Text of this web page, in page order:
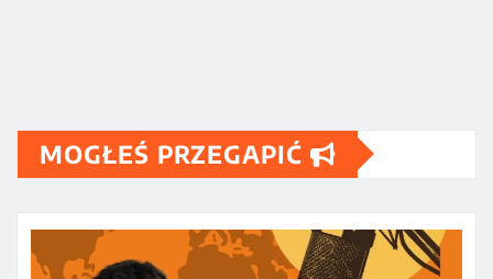
MOGŁEŚ PRZEGAPIĆ